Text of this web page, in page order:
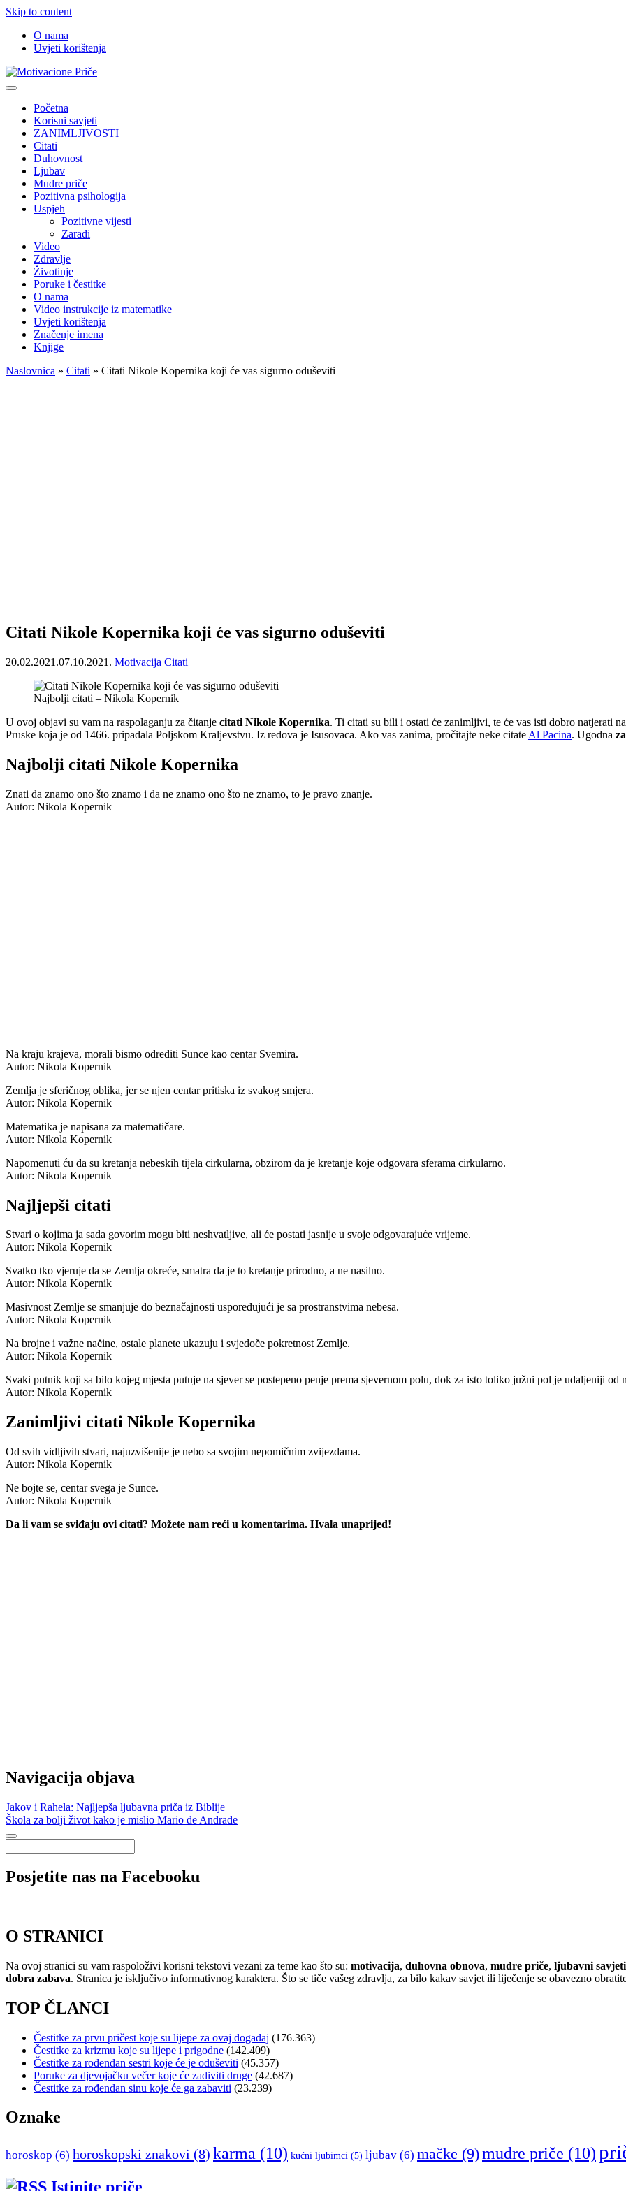
Skip to content
O nama
Uvjeti korištenja
Početna
Korisni savjeti
ZANIMLJIVOSTI
Citati
Duhovnost
Ljubav
Mudre priče
Pozitivna psihologija
Uspjeh
Pozitivne vijesti
Zaradi
Video
Zdravlje
Životinje
Poruke i čestitke
O nama
Video instrukcije iz matematike
Uvjeti korištenja
Značenje imena
Knjige
Naslovnica » Citati » Citati Nikole Kopernika koji će vas sigurno oduševiti
Citati Nikole Kopernika koji će vas sigurno oduševiti
20.02.2021.07.10.2021. Motivacija Citati
Najbolji citati – Nikola Kopernik
U ovoj objavi su vam na raspolaganju za čitanje citati Nikole Kopernika. Ti citati su bili i ostati će zanimljivi, te će vas isti dobro natjerati
Pruske koja je od 1466. pripadala Poljskom Kraljevstvu. Iz redova je Isusovaca. Ako vas zanima, pročitajte neke citate Al Pacina. Ugodna
Najbolji citati Nikole Kopernika
Znati da znamo ono što znamo i da ne znamo ono što ne znamo, to je pravo znanje.
Autor: Nikola Kopernik
Na kraju krajeva, morali bismo odrediti Sunce kao centar Svemira.
Autor: Nikola Kopernik
Zemlja je sferičnog oblika, jer se njen centar pritiska iz svakog smjera.
Autor: Nikola Kopernik
Matematika je napisana za matematičare.
Autor: Nikola Kopernik
Napomenuti ću da su kretanja nebeskih tijela cirkularna, obzirom da je kretanje koje odgovara sferama cirkularno.
Autor: Nikola Kopernik
Najljepši citati
Stvari o kojima ja sada govorim mogu biti neshvatljive, ali će postati jasnije u svoje odgovarajuće vrijeme.
Autor: Nikola Kopernik
Svatko tko vjeruje da se Zemlja okreće, smatra da je to kretanje prirodno, a ne nasilno.
Autor: Nikola Kopernik
Masivnost Zemlje se smanjuje do beznačajnosti uspoređujući je sa prostranstvima nebesa.
Autor: Nikola Kopernik
Na brojne i važne načine, ostale planete ukazuju i svjedoče pokretnost Zemlje.
Autor: Nikola Kopernik
Svaki putnik koji sa bilo kojeg mjesta putuje na sjever se postepeno penje prema sjevernom polu, dok za isto toliko južni pol je udaljeniji od
Autor: Nikola Kopernik
Zanimljivi citati Nikole Kopernika
Od svih vidljivih stvari, najuzvišenije je nebo sa svojim nepomičnim zvijezdama.
Autor: Nikola Kopernik
Ne bojte se, centar svega je Sunce.
Autor: Nikola Kopernik
Da li vam se sviđaju ovi citati? Možete nam reći u komentarima. Hvala unaprijed!
Navigacija objava
Jakov i Rahela: Najljepša ljubavna priča iz Biblije
Škola za bolji život kako je mislio Mario de Andrade
Posjetite nas na Facebooku
O STRANICI
Na ovoj stranici su vam raspoloživi korisni tekstovi vezani za teme kao što su: motivacija, duhovna obnova, mudre priče, ljubavni savjeti
dobra zabava. Stranica je isključivo informativnog karaktera. Što se tiče vašeg zdravlja, za bilo kakav savjet ili liječenje se obavezno
TOP ČLANCI
Čestitke za prvu pričest koje su lijepe za ovaj događaj (176.363)
Čestitke za krizmu koje su lijepe i prigodne (142.409)
Čestitke za rođendan sestri koje će je oduševiti (45.357)
Poruke za djevojačku večer koje će zadiviti druge (42.687)
Čestitke za rođendan sinu koje će ga zabaviti (23.239)
Oznake
horoskop (6) horoskopski znakovi (8) karma (10) kućni ljubimci (5) ljubav (6) mačke (9)mudre priče (10)
Istinite priče